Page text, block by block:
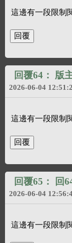
這邊有一段限制
回覆64： 版
2026-06-04
這邊有一段限制
回覆65： 回
2026-06-04
這邊有一段限制